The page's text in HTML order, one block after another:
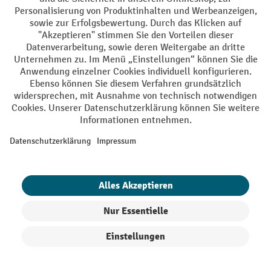
Impressum Datenschutz
Barrierefreiheit Privacy Settings
Alle Preise exkl. gesetzl. Mehrwertsteuer zzgl.Versandkostenund ggf.
Nachnahmegebühren, wenn nicht anders angegeben.
¹ Der Rabatt gilt so lange der Vorrat reicht. Der Rabatt gilt nicht auf
oder Gutscheinen ist nicht möglich. | ² Der Rabatt wird einmalig bei
eingelöst werden. Die Höhe des Rabatts variiert je nach
Produktkategorie und beträgt bis zu 10 % (10 % auf Lager, Umwelt,
Heben | 7% auf Büro). Ausgenommen sind Elektro-Hubwagen,
Ausschluss von Werkzeug. Gilt nicht auf Sonderpreise. Kombination